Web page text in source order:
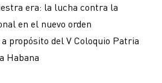
era: la lucha contra la
en el nuevo orden
propósito del V Coloquio Patria
Habana